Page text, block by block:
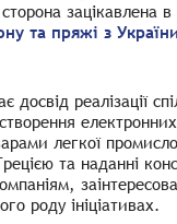
зацікавлена в
та пряжі з України
досвід реалізації
легкої
та наданні
роду ініціативах.